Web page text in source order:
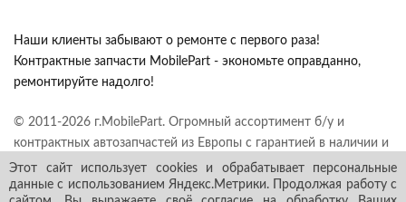
Наши клиенты забывают о ремонте с первого раза!
Контрактные запчасти MobilePart - экономьте оправданно,
ремонтируйте надолго!
© 2011-2026 г.MobilePart. Огромный ассортимент б/у и
контрактных автозапчастей из Европы с гарантией в наличии и
под заказ. Все права защищены.
Этот сайт использует cookies и обрабатывает персональные
данные с использованием Яндекс.Метрики. Продолжая работу с